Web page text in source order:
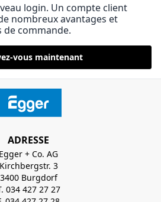
login. Un compte client
nombreux avantages et
de commande.
vous maintenant
ADRESSE
Egger + Co. AG
Kirchbergstr. 3
3400 Burgdorf
034 427 27 27